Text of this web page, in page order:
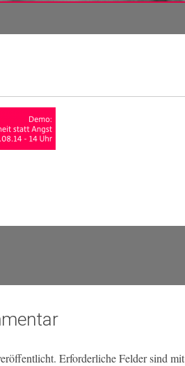
Erforderliche Felder sind mit